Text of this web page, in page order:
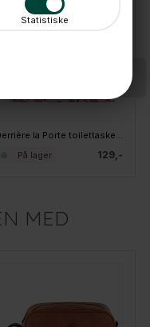
Statistiske
Derrière la Porte toilettaske - MOTIVE Amour Fou
129,-
På lager
MED